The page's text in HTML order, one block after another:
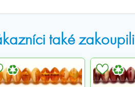
také zakoupili